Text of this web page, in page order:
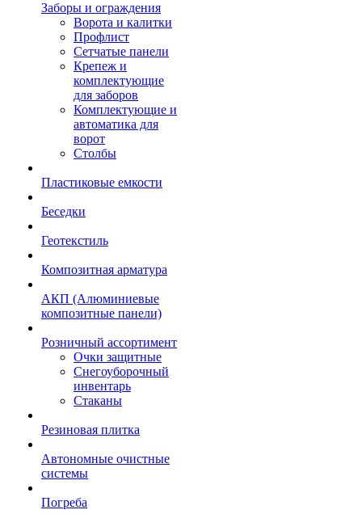
Заборы и ограждения
Ворота и калитки
Профлист
Сетчатые панели
Крепеж и
комплектующие
для заборов
Комплектующие и
автоматика для
ворот
Столбы
Пластиковые емкости
Беседки
Геотекстиль
Композитная арматура
АКП (Алюминиевые
композитные панели)
Розничный ассортимент
Очки защитные
Снегоуборочный
инвентарь
Стаканы
Резиновая плитка
Автономные очистные
системы
Погреба